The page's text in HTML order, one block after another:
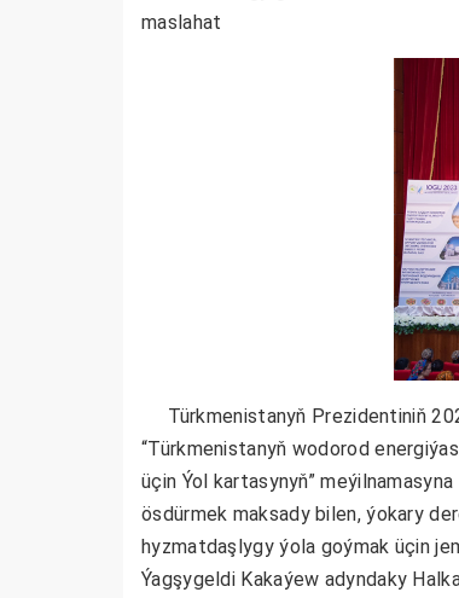
maslahat
Türkmenistanyň Prezidentiniň
“Türkmenistanyň wodorod
üçin Ýol kartasynyň”
ösdürmek maksady bilen, ýokary
hyzmatdaşlygy ýola goýmak üçin
Ýagşygeldi Kakaýew adyndaky